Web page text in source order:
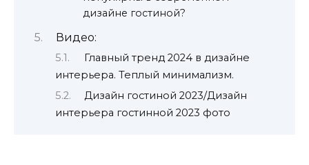
дизайне гостиной?
Видео:
Главный тренд 2024 в дизайне
интерьера. Теплый минимализм.
Дизайн гостиной 2023/Дизайн
интерьера гостинной 2023 фото